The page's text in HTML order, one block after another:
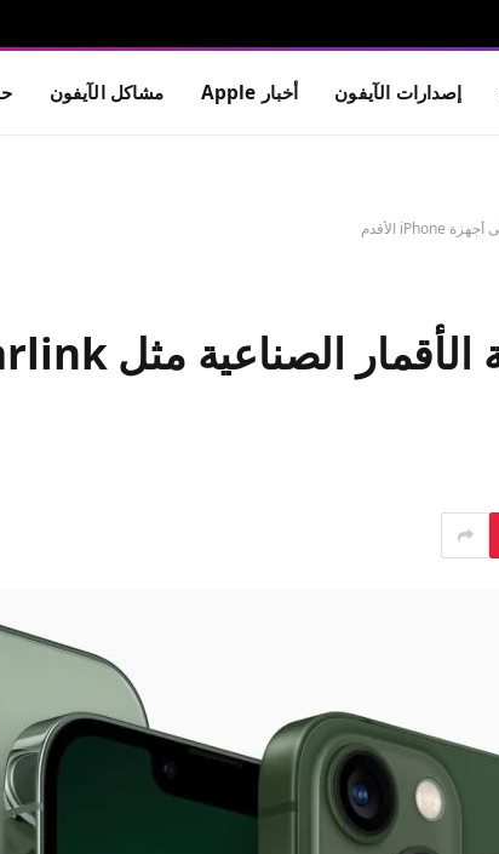
إصدارات الآيفون أخبار Apple مشاكل الآيفون